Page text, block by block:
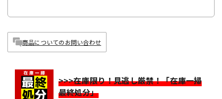
商品についてのお問い合わせ
>>>在庫限り！見逃し厳禁！「在庫一掃
最終処分」